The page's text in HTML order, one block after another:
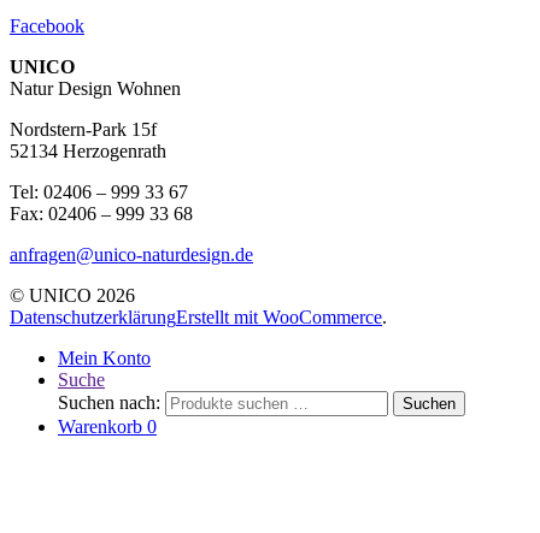
Facebook
UNICO
Natur Design Wohnen
Nordstern-Park 15f
52134 Herzogenrath
Tel: 02406 – 999 33 67
Fax: 02406 – 999 33 68
anfragen@unico-naturdesign.de
© UNICO 2026
DatenschutzerklärungErstellt mit WooCommerce.
Mein Konto
Suche
Suchen nach:
Suchen
Warenkorb 0